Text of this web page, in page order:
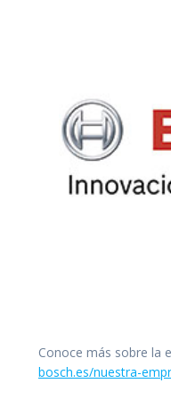
Conoce más sobre la
bosch.es/nuestra-